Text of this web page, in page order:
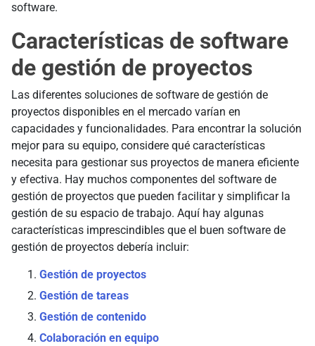
software.
Características de software
de gestión de proyectos
Las diferentes soluciones de software de gestión de
proyectos disponibles en el mercado varían en
capacidades y funcionalidades. Para encontrar la solución
mejor para su equipo, considere qué características
necesita para gestionar sus proyectos de manera eficiente
y efectiva. Hay muchos componentes del software de
gestión de proyectos que pueden facilitar y simplificar la
gestión de su espacio de trabajo. Aquí hay algunas
características imprescindibles que el buen software de
gestión de proyectos debería incluir:
Gestión de proyectos
Gestión de tareas
Gestión de contenido
Colaboración en equipo